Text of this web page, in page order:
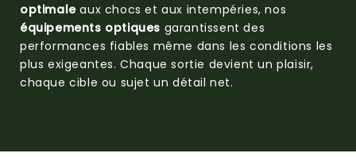
optimaleaux chocs et aux intempéries, nos
équipements optiques garantissent des
performances fiables même dans les conditions les
plus exigeantes. Chaque sortie devient un plaisir,
chaque cible ou sujet un détail net.